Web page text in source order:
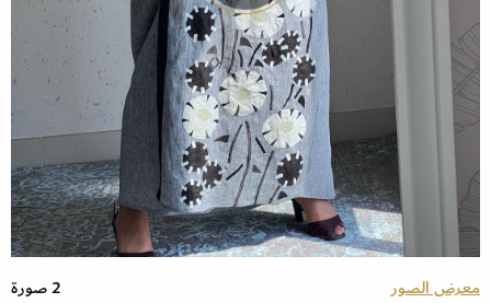
معرض الصور 2 صورة